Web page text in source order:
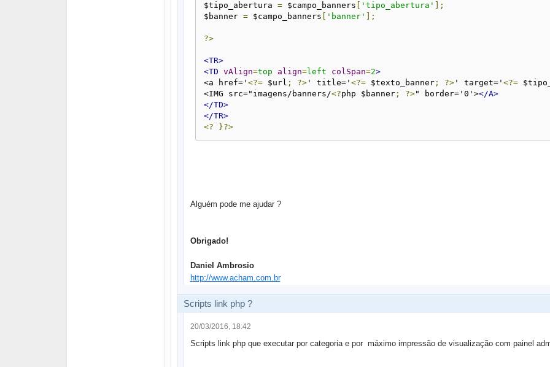
$tipo_abertura = $campo_banners 'tipo_abertura'
];
$banner = $campo_banners 'banner' ];
?>
<TR>
<TD vAlign=top align=left colSpan=2>
<a href=' <?= $url ; ?>' title=' <?= $texto_banner; ?>' target=' <?=
<IMG src="imagens/banners/<?php $banner; ?>" border='0'></A>
</TD>
</TR>
<?
}?>
Alguém pode me ajudar ?
Obrigado!
Daniel Ambrosio
http://www.acham.com.br
Scripts link php ?
20/03/2016, 18:42
Scripts link php que executar por categoria e por máximoimpressão de visualização com painel